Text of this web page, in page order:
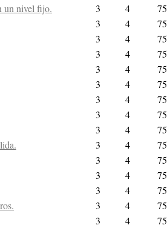
un nivel fijo. 3 4
75
3 4
75
3 4
75
3 4
75
3 4
75
3 4
75
3 4
75
3 4
75
3 4
75
3 4
75
3 4
75
3 4
75
3 4
75
3 4
75
3 4
75